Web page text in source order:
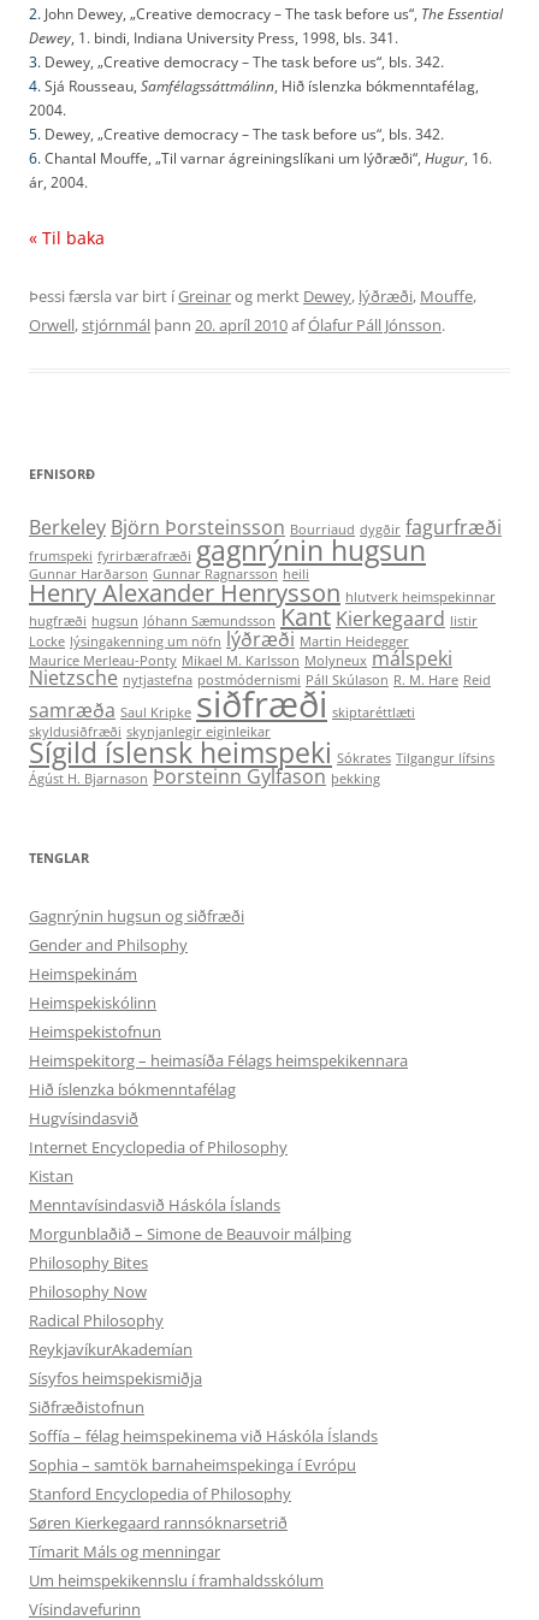
2. John Dewey, „Creative democracy – The task before us“, The Essential
Dewey, 1. bindi, Indiana University Press, 1998, bls. 341.
3. Dewey, „Creative democracy – The task before us“, bls. 342.
4. Sjá Rousseau, Samfélagssáttmálinn, Hið íslenzka bókmenntafélag,
2004.
5. Dewey, „Creative democracy – The task before us“, bls. 342.
6. Chantal Mouffe, „Til varnar ágreiningslíkani um lýðræði“, Hugur, 16.
ár, 2004.
« Til baka
Þessi færsla var birt íGreinarog merkt Dewey, lýðræði, Mouffe,
Orwell,stjórnmál þann 20. apríl 2010afÓlafur Páll Jónsson.
EFNISORÐ
Berkeley Björn Þorsteinsson Bourriaud dygðir fagurfræði
frumspeki fyrirbærafræði gagnrýnin hugsun
Gunnar Harðarson Gunnar Ragnarsson heili
Henry Alexander Henrysson hlutverk heimspekinnar
hugfræði hugsun Jóhann Sæmundsson Kant Kierkegaard listir
Locke lýsingakenning um nöfn lýðræði Martin Heidegger
Maurice Merleau-Ponty Mikael M. Karlsson Molyneux málspeki
Nietzsche nytjastefna postmódernismi Páll Skúlason R. M. Hare Reid
samræða Saul Kripke siðfræði skiptaréttlæti
skyldusiðfræði skynjanlegir eiginleikar
Sígild íslensk heimspeki Sókrates Tilgangur lífsins
Ágúst H. Bjarnason Þorsteinn Gylfason þekking
TENGLAR
Gagnrýnin hugsun og siðfræði
Gender and Philsophy
Heimspekinám
Heimspekiskólinn
Heimspekistofnun
Heimspekitorg – heimasíða Félags heimspekikennara
Hið íslenzka bókmenntafélag
Hugvísindasvið
Internet Encyclopedia of Philosophy
Kistan
Menntavísindasvið Háskóla Íslands
Morgunblaðið – Simone de Beauvoir málþing
Philosophy Bites
Philosophy Now
Radical Philosophy
ReykjavíkurAkademían
Sísyfos heimspekismiðja
Siðfræðistofnun
Soffía – félag heimspekinema við Háskóla Íslands
Sophia – samtök barnaheimspekinga í Evrópu
Stanford Encyclopedia of Philosophy
Søren Kierkegaard rannsóknarsetrið
Tímarit Máls og menningar
Um heimspekikennslu í framhaldsskólum
Vísindavefurinn